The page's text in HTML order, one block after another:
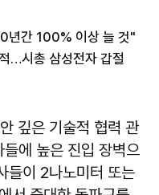
년간 100% 이상 늘 것"
…시총 삼성전자 갑절
깊은 기술적 협력 관
에 높은 진입 장벽으
들이 2나노미터 또는